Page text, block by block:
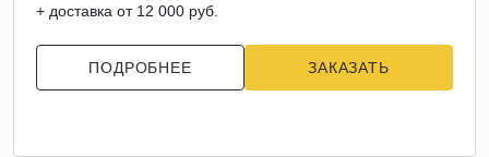
+ доставка от 12 000 руб.
ПОДРОБНЕЕ ЗАКАЗАТЬ